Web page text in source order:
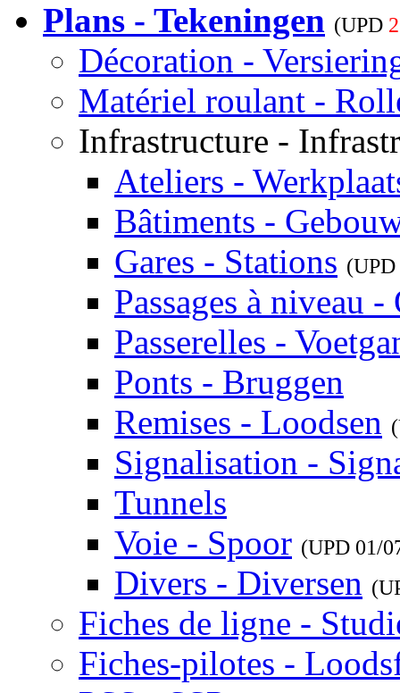
Plans - Tekeningen (UPD
Décoration -
Matériel roulant -
Infrastructure -
Ateliers -
Bâtiments -
Gares - Stations (UPD
Passages à niveau
Passerelles -
Ponts - Bruggen
Remises - Loodsen
Signalisation -
Tunnels
Voie - Spoor (UPD 01/
Divers - Diversen
Fiches de ligne -
Fiches-pilotes -